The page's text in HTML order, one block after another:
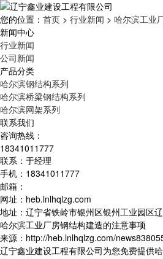
您的位置： 首页 > 行业新闻 > 哈尔滨工业
新闻中心
行业新闻
公司新闻
产品分类
哈尔滨钢结构系列
哈尔滨桥梁钢结构系列
哈尔滨网架系列
联系我们
咨询热线：
18341011777
联系：于经理
手机：18341011777
邮箱：
网址：heb.lnlhqlzg.com
地址：辽宁省铁岭市银州区银州工业园区
哈尔滨工业厂房钢结构建造的注意事项
来源：http://heb.lnlhqlzg.com/
辽宁鑫业建设工程有限公司为您免费提供